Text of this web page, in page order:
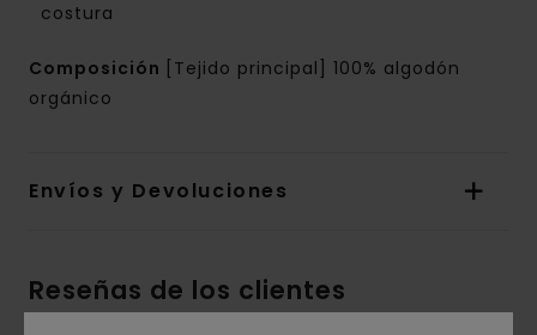
costura
Composición
[Tejido principal] 100% algodón
orgánico
Envíos y Devoluciones
Reseñas de los clientes